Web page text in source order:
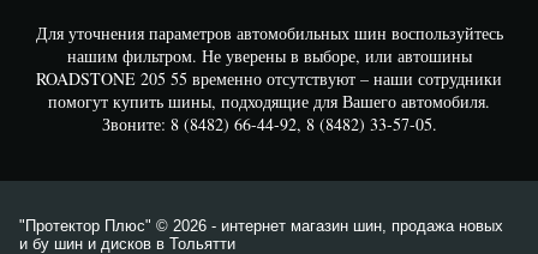
Для уточнения параметров автомобильных шин воспользуйтесь
нашим фильтром. Не уверены в выборе, или автошины
ROADSTONE 205 55 временно отсутствуют – наши сотрудники
помогут купить шины, подходящие для Вашего автомобиля.
Звоните: 8 (8482) 66-44-92, 8 (8482) 33-57-05.
"Протектор Плюс" © 2026 - интернет магазин шин, продажа новых
и бу шин и дисков в Тольятти